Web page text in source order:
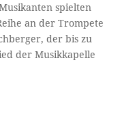
spielten
an der Trompete
der bis zu
der Musikkapelle